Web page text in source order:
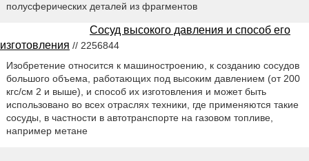
полусферических деталей из фрагментов
Сосуд высокого давления и способ его
изготовления // 2256844
Изобретение относится к машиностроению, к созданию сосудов
большого объема, работающих под высоким давлением (от 200
кгс/см 2 и выше), и способ их изготовления и может быть
использовано во всех отраслях техники, где применяются такие
сосуды, в частности в автотранспорте на газовом топливе,
например метане